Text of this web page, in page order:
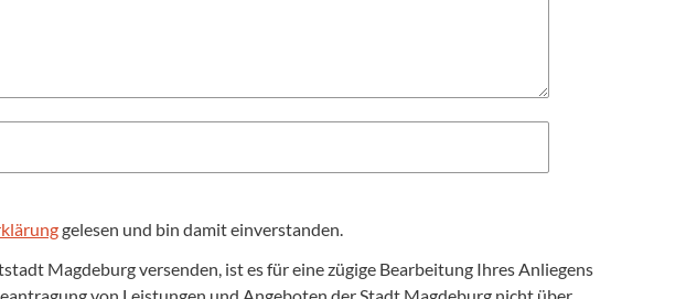
gelesen und bin damit einverstanden.
Magdeburg versenden, ist es für eine zügige Bearbeitung Ihres Anliegens
von Leistungen und Angeboten der Stadt Magdeburg nicht über